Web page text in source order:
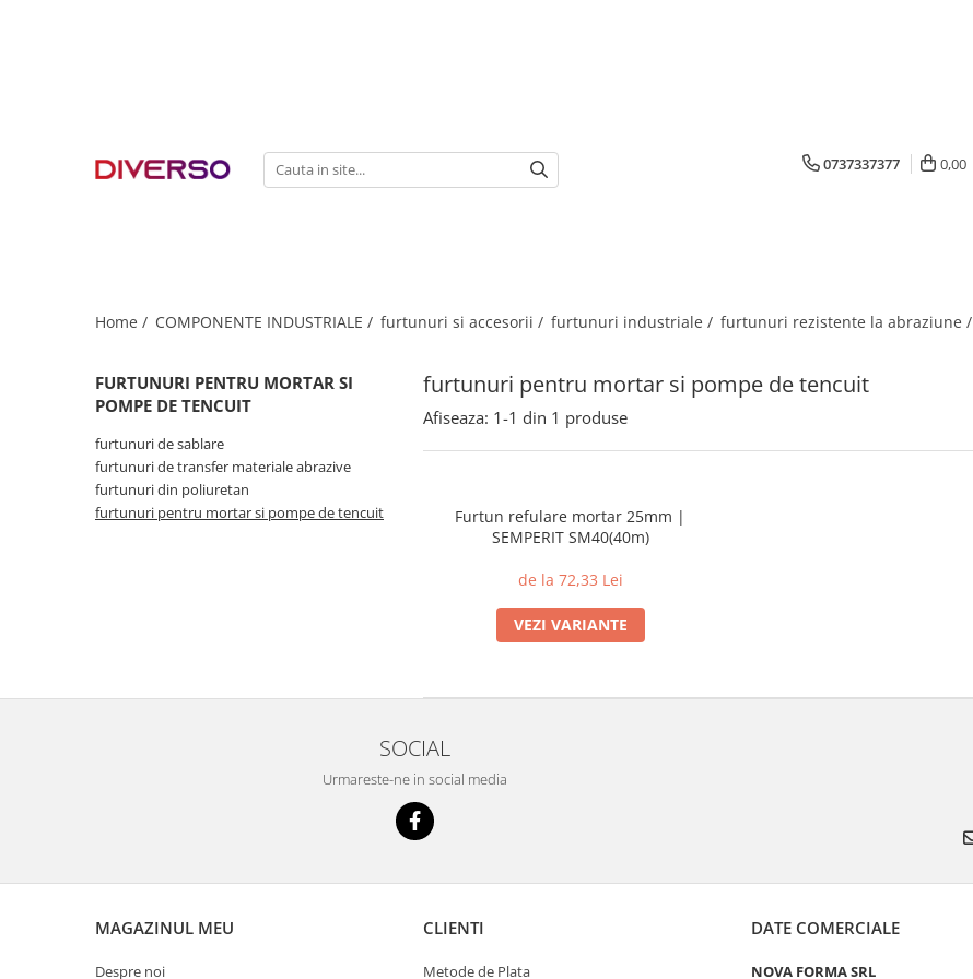
MULTIMATERIAL
0737337377 0,00
Home / COMPONENTE INDUSTRIALE / furtunuri si accesorii / furtunuri industriale / furtunuri rezistente la abraziune /
furtunuri pentru mortar si pompe de tencuit
FURTUNURI PENTRU MORTAR SI
POMPE DE TENCUIT
furtunuri de sablare
furtunuri de transfer materiale abrazive
furtunuri din poliuretan
furtunuri pentru mortar si pompe de tencuit
Afiseaza: 1-1 din 1 produse
Furtun refulare mortar 25mm |
SEMPERIT SM40(40m)
de la 72,33 Lei
VEZI VARIANTE
SOCIAL
Urmareste-ne in social media
MAGAZINUL MEU
Despre noi
CLIENTI
Metode de Plata
DATE COMERCIALE
NOVA FORMA SRL